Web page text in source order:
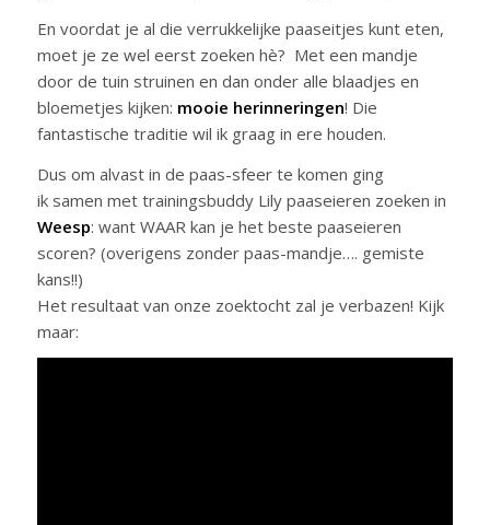
En voordat je al die verrukkelijke paaseitjes kunt eten,
moet je ze wel eerst zoeken hè? Met een mandje
door de tuin struinen en dan onder alle blaadjes en
bloemetjes kijken: mooie herinneringen! Die
fantastische traditie wil ik graag in ere houden.
Dus om alvast in de paas-sfeer te komen ging
ik samen met trainingsbuddy Lily paaseieren zoeken in
Weesp: want WAAR kan je het beste paaseieren
scoren? (overigens zonder paas-mandje…. gemiste
kans!!)
Het resultaat van onze zoektocht zal je verbazen! Kijk
maar: